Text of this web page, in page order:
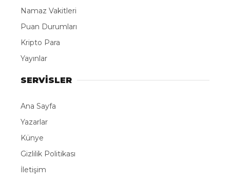
Namaz Vakitleri
Puan Durumları
Kripto Para
Yayınlar
SERVİSLER
Ana Sayfa
Yazarlar
Künye
Gizlilik Politikası
İletişim